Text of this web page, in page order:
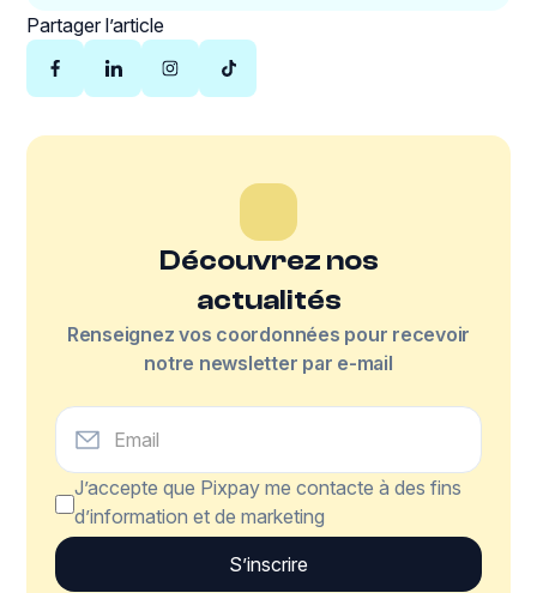
Partager l’article
Découvrez nos
actualités
Renseignez vos coordonnées pour recevoir
notre newsletter par e-mail
J’accepte que Pixpay me contacte à des fins
d’information et de marketing